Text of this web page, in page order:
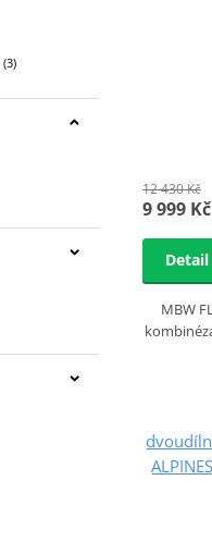
(3)
12 430 Kč
9 999 Kč
MBW